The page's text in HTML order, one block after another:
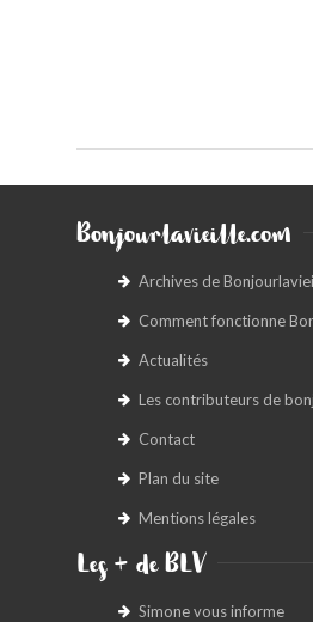
Bonjourlavieille.com
Archives de
Comment fonctionne
Actualités
Les contributeurs de
Contact
Plan du site
Mentions légales
Les + de BLV
Simone vous informe